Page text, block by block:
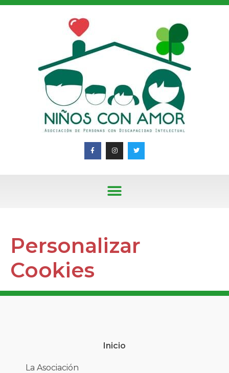
Personalizar
Cookies
Inicio
La Asociación